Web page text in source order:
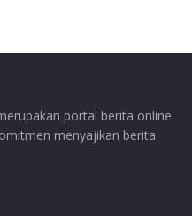
portal berita online
menyajikan berita